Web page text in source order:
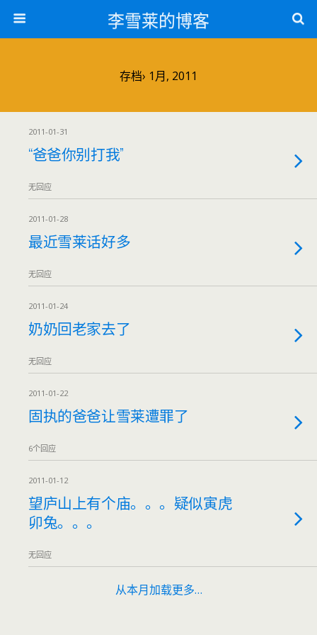
李雪莱的博客
存档› 1月, 2011
2011-01-31
“爸爸你别打我”
无回应
2011-01-28
最近雪莱话好多
无回应
2011-01-24
奶奶回老家去了
无回应
2011-01-22
固执的爸爸让雪莱遭罪了
6个回应
2011-01-12
望庐山上有个庙。。。疑似寅虎
卯兔。。。
无回应
从本月加载更多…